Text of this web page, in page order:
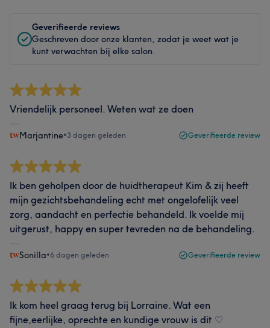
Geverifieerde reviews
Geschreven door onze klanten, zodat je weet wat je
kunt verwachten bij elke salon.
Vriendelijk personeel. Weten wat ze doen
Marjantine•3 dagen geleden Geverifieerde review
Ik ben geholpen door de huidtherapeut Kim & zij heeft
mijn gezichtsbehandeling echt met ongelofelijk veel
zorg, aandacht en perfectie behandeld. Ik voelde mij
uitgerust, happy en super tevreden na de behandeling.
Sonilla•6 dagen geleden Geverifieerde review
Ik kom heel graag terug bij Lorraine. Wat een
fijne,eerlijke, oprechte en kundige vrouw is dit ♡